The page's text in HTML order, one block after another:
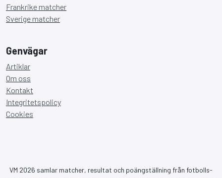
Frankrike matcher
Sverige matcher
Genvägar
Artiklar
Om oss
Kontakt
Integritetspolicy
Cookies
VM 2026 samlar matcher, resultat och poängställning från fotbolls-